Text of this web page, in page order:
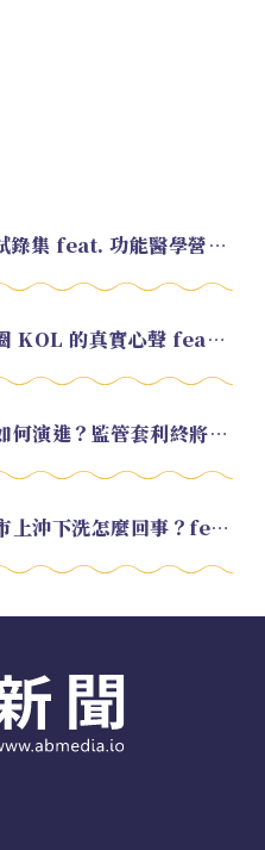
EP.220 好久不見！2026 試錄集 feat. 功能醫學營養師 美寶
EP.219 從銀行高管轉職幣圈 KOL 的真實心聲 feat.龜大
EP.217 美元穩定幣未來會如何演進？監管套利終將收斂？feat. 研究員 余哲安
EP.213 川普大攪局：袋鼠市上沖下洗怎麼回事？feat. Alvin